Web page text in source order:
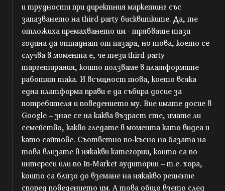
и трудности при директния маркетинг със
запазването на third-party бисквитките. Да, те
отложиха премахването им - трябваше тази
година да отпаднат от пазара, но това, което се
случва в момента е, че тези third-party
таргетирания, които ползваме в платформите
работят така. И всъщност това, което всяка
една платформа прави е да събира досие за
потребителя и поведението му. Вие имате досие в
Google – знае се на каква възраст сте, имате ли
семейство, какво гледате в момента като видеа и
като сайтове. Съответно по-късно на базата на
това влизате в някакви категории, които са по
интереси или по In-Market аудитории – т.е. хора,
които са близо до вземане на някакво решение
според поведението им. А това общо взето след